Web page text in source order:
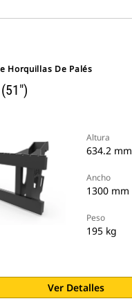
Horquillas De Palés
Altura
634.2 mm
Ancho
1300 mm
Peso
195 kg
Ver Detalles